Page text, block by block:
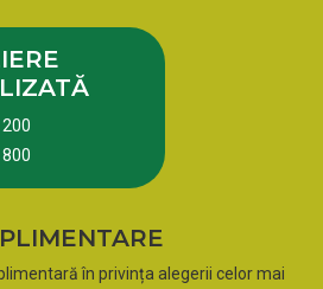
în privința alegerii celor mai